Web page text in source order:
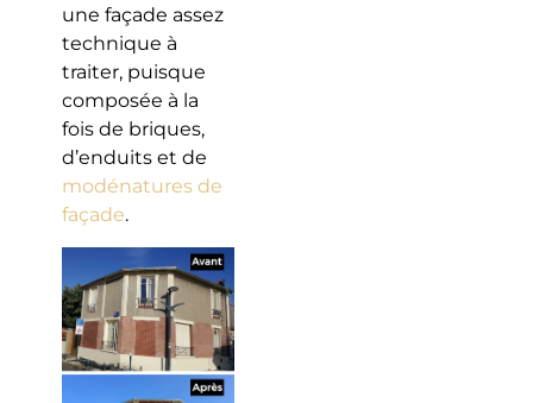
une façade assez
technique à
traiter, puisque
composée à la
fois de briques,
d’enduits et de
modénatures de
façade.